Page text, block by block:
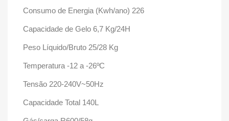
Consumo de Energia (Kwh/ano) 226
Capacidade de Gelo 6,7 Kg/24H
Peso Líquido/Bruto 25/28 Kg
Temperatura -12 a -26ºC
Tensão 220-240V~50Hz
Capacidade Total 140L